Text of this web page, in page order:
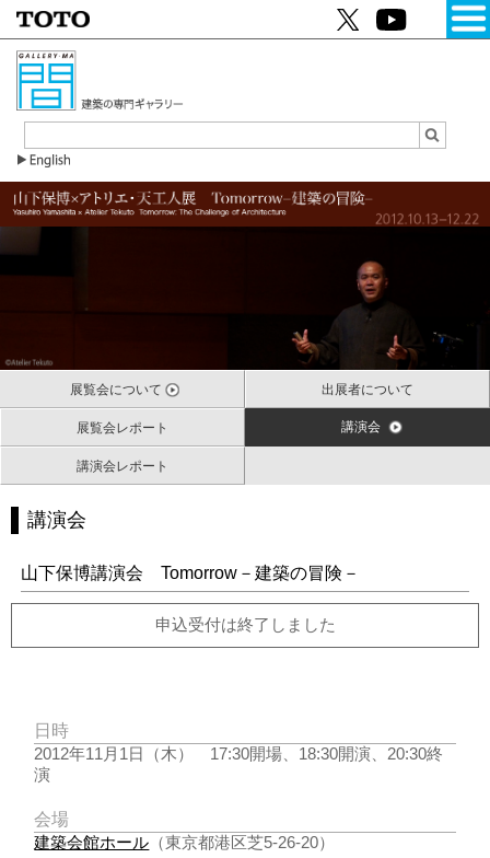
展覧会について 出展者について
展覧会レポート 講演会
講演会レポート
講演会
山下保博講演会 Tomorrow－建築の冒険－
申込受付は終了しました
日時
2012年11月1日（木） 17:30開場、18:30開演、20:30終
演
会場
建築会館ホール （東京都港区芝5-26-20）